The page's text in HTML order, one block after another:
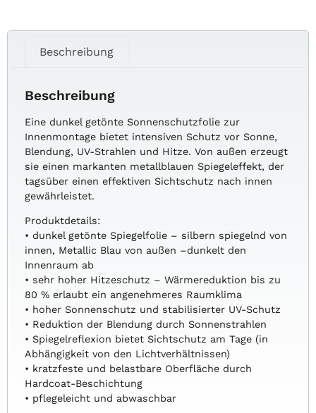
Beschreibung
Beschreibung
Eine dunkel getönte Sonnenschutzfolie zur
Innenmontage bietet intensiven Schutz vor Sonne,
Blendung, UV-Strahlen und Hitze. Von außen erzeugt
sie einen markanten metallblauen Spiegeleffekt, der
tagsüber einen effektiven Sichtschutz nach innen
gewährleistet.
Produktdetails:
• dunkel getönte Spiegelfolie – silbern spiegelnd von
innen, Metallic Blau von außen –dunkelt den
Innenraum ab
• sehr hoher Hitzeschutz – Wärmereduktion bis zu
80 % erlaubt ein angenehmeres Raumklima
• hoher Sonnenschutz und stabilisierter UV-Schutz
• Reduktion der Blendung durch Sonnenstrahlen
• Spiegelreflexion bietet Sichtschutz am Tage (in
Abhängigkeit von den Lichtverhältnissen)
• kratzfeste und belastbare Oberfläche durch
Hardcoat-Beschichtung
• pflegeleicht und abwaschbar